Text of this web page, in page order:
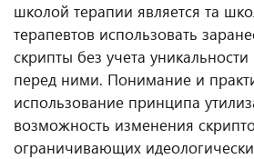
школой терапии является та
терапевтов использовать
скрипты без учета
перед ними. Понимание и
использование принципа
возможность изменения
ограничивающих